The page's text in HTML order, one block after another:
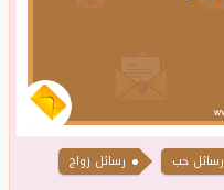
رسائل حب
رسائل زواج